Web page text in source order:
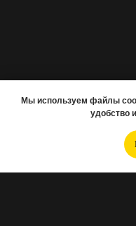
Мы используем файлы
удобство